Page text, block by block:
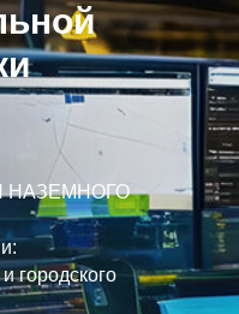
НАЗЕМНОГО
городского